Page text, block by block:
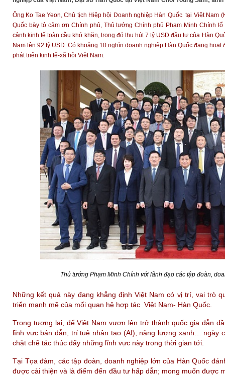
Ông Ko Tae Yeon, Chủ tịch Hiệp hội Doanh nghiệp Hàn Quốc tại Việt Nam
Quốc bày tỏ cảm ơn Chính phủ, Thủ tướng Chính phủ Phạm Minh Chính
cảnh kinh tế toàn cầu khó khăn, trong đó thu hút 7 tỷ USD đầu tư của Hàn
Nam lên 92 tỷ USD. Có khoảng 10 nghìn doanh nghiệp Hàn Quốc đang
phát triển kinh tế-xã hội Việt Nam.
Thủ tướng Phạm Minh Chính với lãnh đạo các tập đoàn,
Những kết quả này đang khẳng định Việt Nam có vị trí, vai trò
triển mạnh mẽ của mối quan hệ hợp tác Việt Nam- Hàn Quốc.
Trong tương lai, để Việt Nam vươn lên trở thành quốc gia dẫn
lĩnh vực bán dẫn, trí tuệ nhân tạo (AI), năng lượng xanh… ngày
chặt chẽ tác thúc đẩy những lĩnh vực này trong thời gian tới.
Tại Tọa đàm, các tập đoàn, doanh nghiệp lớn của Hàn Quốc
được cải thiện và là điểm đến đầu tư hấp dẫn; mong muốn được